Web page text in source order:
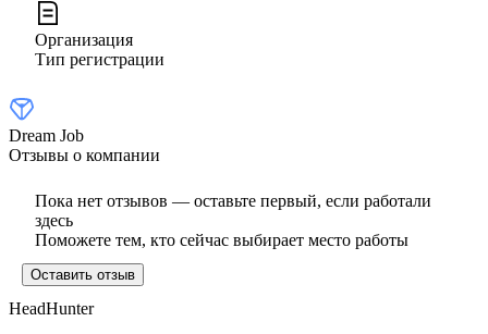
Организация
Тип регистрации
Dream Job
Отзывы о компании
Пока нет отзывов — оставьте первый, если работали
здесь
Поможете тем, кто сейчас выбирает место работы
Оставить отзыв
HeadHunter